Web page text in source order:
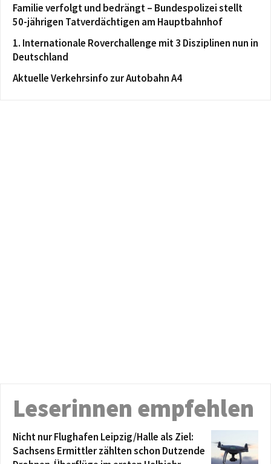
Familie verfolgt und bedrängt – Bundespolizei stellt
50-jährigen Tatverdächtigen am Hauptbahnhof
1. Internationale Roverchallenge mit 3 Disziplinen nun in
Deutschland
Aktuelle Verkehrsinfo zur Autobahn A4
Leserinnen empfehlen
Nicht nur Flughafen Leipzig/Halle als Ziel:
Sachsens Ermittler zählten schon Dutzende